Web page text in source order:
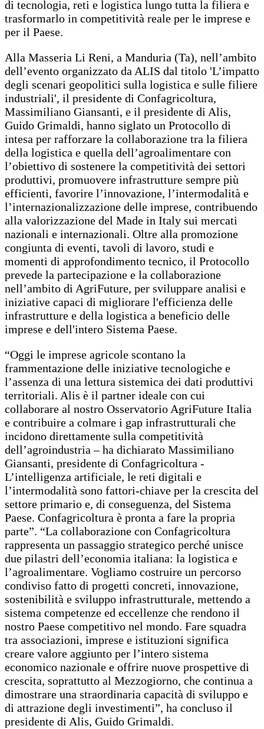
di tecnologia, reti e logistica lungo tutta la filiera e
trasformarlo in competitività reale per le imprese e
per il Paese.
Alla Masseria Li Reni, a Manduria (Ta), nell’ambito
dell’evento organizzato da ALIS dal titolo 'L’impatto
degli scenari geopolitici sulla logistica e sulle filiere
industriali', il presidente di Confagricoltura,
Massimiliano Giansanti, e il presidente di Alis,
Guido Grimaldi, hanno siglato un Protocollo di
intesa per rafforzare la collaborazione tra la filiera
della logistica e quella dell’agroalimentare con
l’obiettivo di sostenere la competitività dei settori
produttivi, promuovere infrastrutture sempre più
efficienti, favorire l’innovazione, l’intermodalità e
l’internazionalizzazione delle imprese, contribuendo
alla valorizzazione del Made in Italy sui mercati
nazionali e internazionali. Oltre alla promozione
congiunta di eventi, tavoli di lavoro, studi e
momenti di approfondimento tecnico, il Protocollo
prevede la partecipazione e la collaborazione
nell’ambito di AgriFuture, per sviluppare analisi e
iniziative capaci di migliorare l'efficienza delle
infrastrutture e della logistica a beneficio delle
imprese e dell'intero Sistema Paese.
“Oggi le imprese agricole scontano la
frammentazione delle iniziative tecnologiche e
l’assenza di una lettura sistemica dei dati produttivi
territoriali. Alis è il partner ideale con cui
collaborare al nostro Osservatorio AgriFuture Italia
e contribuire a colmare i gap infrastrutturali che
incidono direttamente sulla competitività
dell’agroindustria – ha dichiarato Massimiliano
Giansanti, presidente di Confagricoltura -
L’intelligenza artificiale, le reti digitali e
l’intermodalità sono fattori-chiave per la crescita del
settore primario e, di conseguenza, del Sistema
Paese. Confagricoltura è pronta a fare la propria
parte”. “La collaborazione con Confagricoltura
rappresenta un passaggio strategico perché unisce
due pilastri dell’economia italiana: la logistica e
l’agroalimentare. Vogliamo costruire un percorso
condiviso fatto di progetti concreti, innovazione,
sostenibilità e sviluppo infrastrutturale, mettendo a
sistema competenze ed eccellenze che rendono il
nostro Paese competitivo nel mondo. Fare squadra
tra associazioni, imprese e istituzioni significa
creare valore aggiunto per l’intero sistema
economico nazionale e offrire nuove prospettive di
crescita, soprattutto al Mezzogiorno, che continua a
dimostrare una straordinaria capacità di sviluppo e
di attrazione degli investimenti”, ha concluso il
presidente di Alis, Guido Grimaldi.